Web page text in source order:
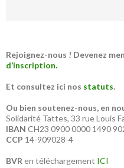
Rejoignez-nous ! Devenez
d’inscription.
Et consultez ici nos statuts.
Ou bien soutenez-nous, en
Solidarité Tattes, 33 rue Louis
IBAN CH23 0900 0000 1490
CCP 14-909028-4
BVR en téléchargement ICI